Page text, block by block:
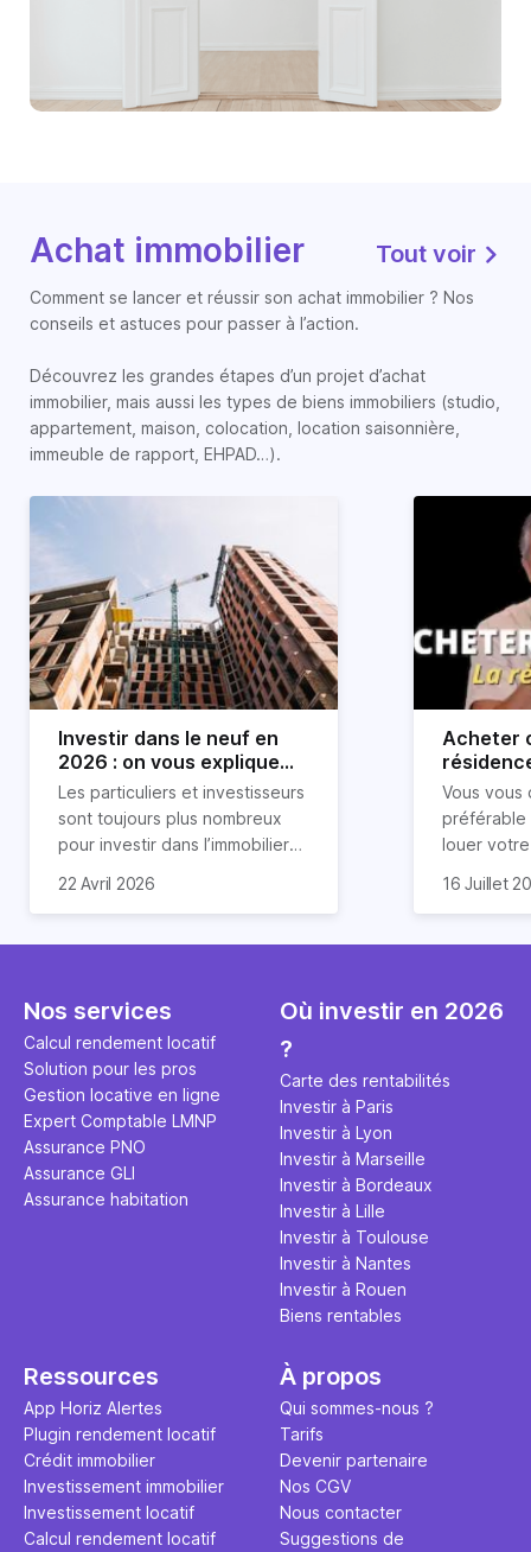
Achat immobilier Tout voir
Comment se lancer et réussir son achat immobilier ? Nos
conseils et astuces pour passer à l’action.
Découvrez les grandes étapes d’un projet d’achat
immobilier, mais aussi les types de biens immobiliers (studio,
appartement, maison, colocation, location saisonnière,
immeuble de rapport, EHPAD…).
Investir dans le neuf en
2026 : on vous explique
tout !
Les particuliers et investisseurs
sont toujours plus nombreux
pour investir dans l’immobilier
nombreux avantages à choisir
expliquons tout dans cet
22 Avril 2026
Acheter
règle
révélée
Vous vous
préférable
louer
expert en
règle
ce secret
l'argent
principale
études et
16 Juillet
Nos services
Calcul rendement locatif
Solution pour les pros
Gestion locative en ligne
Expert Comptable LMNP
Assurance PNO
Assurance GLI
Assurance habitation
Où investir en 2026
?
Carte des rentabilités
Investir à Paris
Investir à Lyon
Investir à Marseille
Investir à Bordeaux
Investir à Lille
Investir à Toulouse
Investir à Nantes
Investir à Rouen
Biens rentables
Ressources
App Horiz Alertes
Plugin rendement locatif
Crédit immobilier
Investissement immobilier
Investissement locatif
Calcul rendement locatif
À propos
Qui sommes-nous ?
Tarifs
Devenir partenaire
Nos CGV
Nous contacter
Suggestions de